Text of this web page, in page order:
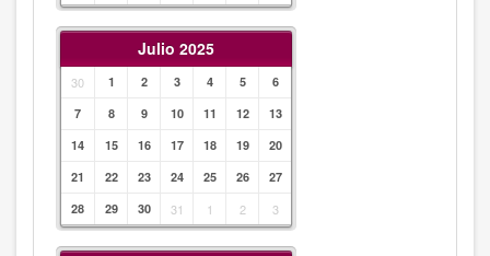
Julio 2025
30 1 2 3 4 5
6
7
8 9 10 11 12
13
14
15 16 17 18 19
20
21
22 23 24 25 26
27
28
29 30 31 1 2 3